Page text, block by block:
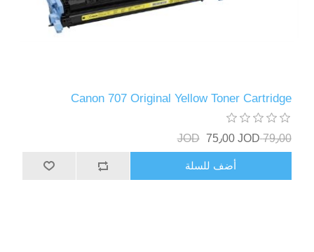
Canon 707 Original Yellow Toner Cartridge
79٫00 JOD 75٫00 JOD
أضف للسلة